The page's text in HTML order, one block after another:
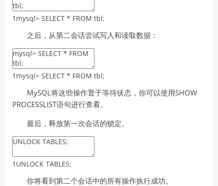
1 mysql> SELECT * FROM tbl;
之后，从第二会话尝试写入和读取数据：
1 mysql> SELECT * FROM tbl;
MySQL将这些操作置于等待状态，你可以使用SHOW
PROCESSLIST语句进行查看。
最后，释放第一次会话的锁定。
1 UNLOCK TABLES;
你将看到第二个会话中的所有操作执行成功。